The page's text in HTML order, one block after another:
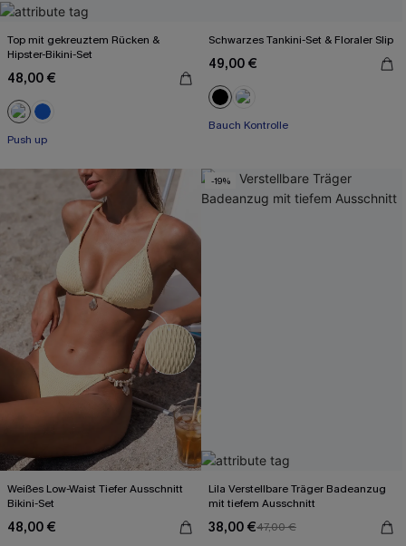
Top mit gekreuztem Rücken &
Hipster-Bikini-Set
48,00 €
Push up
Schwarzes Tankini-Set & Floraler Slip
49,00 €
Bauch Kontrolle
Weißes Low-Waist Tiefer Ausschnitt
Bikini-Set
48,00 €
-19%
Lila Verstellbare Träger Badeanzug
mit tiefem Ausschnitt
38,00 €47,00 €